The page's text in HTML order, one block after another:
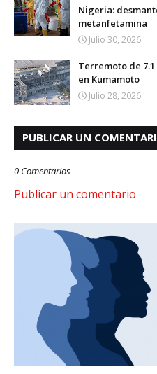
Nigeria:
metanfetamina
Julio 30, 2026
Terremoto de
en Kumamoto
Julio 28, 2026
PUBLICAR UN
0 Comentarios
Publicar un comentario